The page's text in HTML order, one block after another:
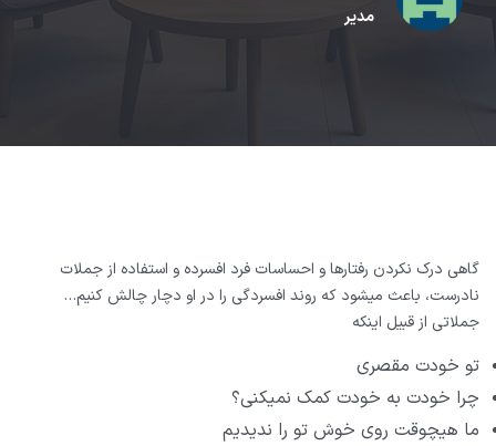
مدیر
گاهی درک نکردن رفتارها و احساسات فرد افسرده و استفاده از جملات
نادرست، باعث میشود که روند افسردگی را در او دچار چالش کنیم…
جملاتی از قبیل اینکه
تو خودت مقصری
چرا خودت به خودت کمک نمیکنی؟
ما هیچوقت روی خوش تو را ندیدیم